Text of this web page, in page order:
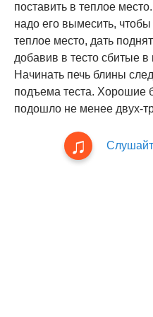
поставить в теплое
надо его вымесить,
теплое место, дать
добавив в тесто сбитые
Начинать печь блины
подъема теста. Хорошие
подошло не менее двух-